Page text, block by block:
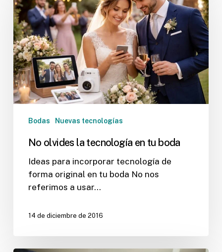
la
tecnología
en
tu
boda
Bodas Nuevas tecnologías
No olvides la tecnología en tu boda
Ideas para incorporar tecnología de
forma original en tu boda No nos
referimos a usar…
14 de diciembre de 2016